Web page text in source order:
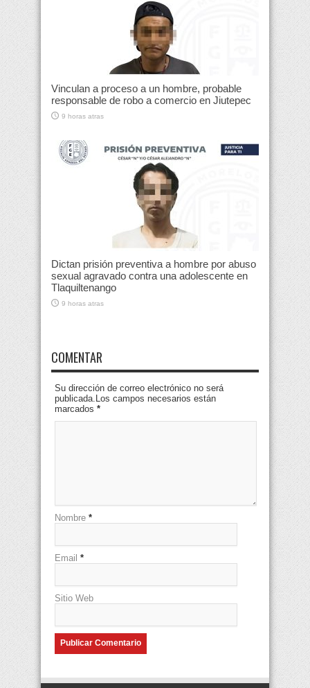
Vinculan a proceso a un hombre, probable
responsable de robo a comercio en Jiutepec
9 horas atras
Dictan prisión preventiva a hombre por abuso
sexual agravado contra una adolescente en
Tlaquiltenango
9 horas atras
COMENTAR
Su dirección de correo electrónico no será
publicada.Los campos necesarios están
marcados *
Nombre *
Email *
Sitio Web